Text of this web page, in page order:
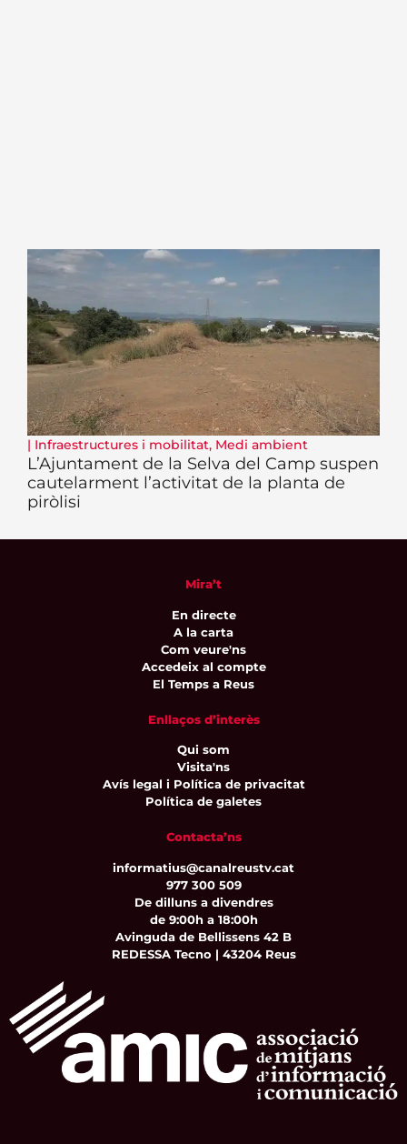
| Infraestructures i mobilitat, Medi ambient
L’Ajuntament de la Selva del Camp suspen
cautelarment l’activitat de la planta de
piròlisi
Mira’t
En directe
A la carta
Com veure'ns
Accedeix al compte
El Temps a Reus
Enllaços d’interès
Qui som
Visita'ns
Avís legal i Política de privacitat
Política de galetes
Contacta’ns
informatius@canalreustv.cat
977 300 509
De dilluns a divendres
de 9:00h a 18:00h
Avinguda de Bellissens 42 B
REDESSA Tecno | 43204 Reus